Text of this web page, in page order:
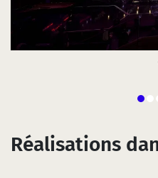
Réalisations